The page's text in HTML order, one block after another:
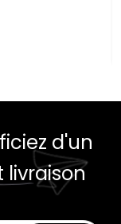
d'un
livraison